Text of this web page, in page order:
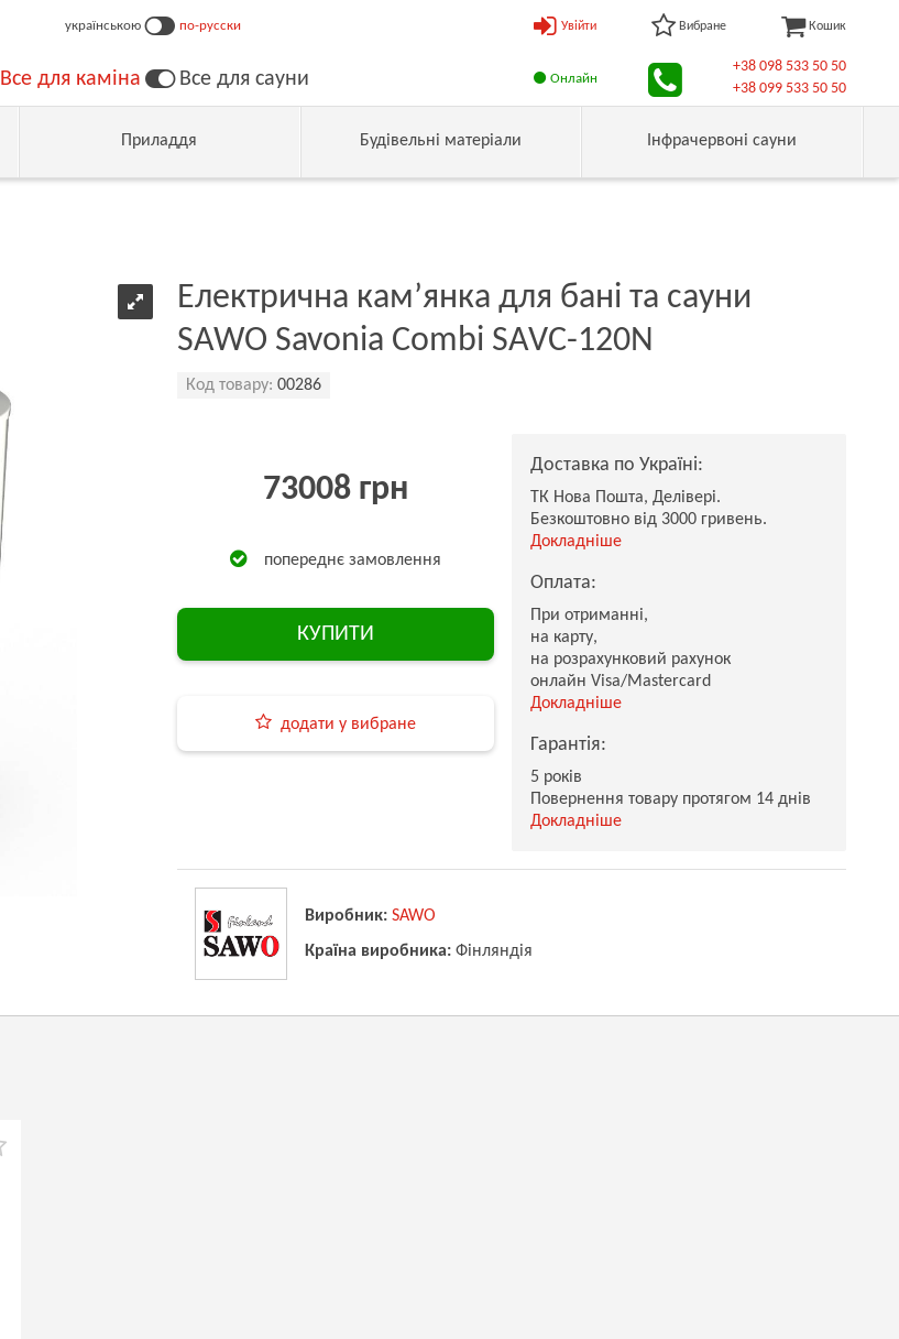
українською по-русски
Все для каміна Все для сауни
Увійти Вибране Кошик
Онлайн
+38 098 533 50 50
+38 099 533 50 50
Приладдя Будівельні матеріали Інфрачервоні сауни
Електрична кам’янка для бані та сауни
SAWO Savonia Combi SAVC-120N
Код товару: 00286
73008 грн
попереднє замовлення
КУПИТИ
додати у вибране
Доставка по Україні:
ТК Нова Пошта, Делівері.
Безкоштовно від 3000 гривень.
Докладніше
Оплата:
При отриманні,
на карту,
на розрахунковий рахунок
онлайн Visa/Mastercard
Докладніше
Гарантія:
5 років
Повернення товару протягом 14 днів
Докладніше
Виробник: SAWO
Країна виробника: Фінляндія